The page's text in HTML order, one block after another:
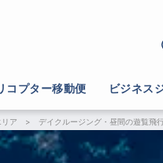
コプター移動便 ビジネス
ア > デイクルージング・昼間の遊覧飛